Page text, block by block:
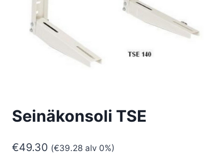
Seinäkonsoli TSE
€49.30 (€39.28 alv 0%)